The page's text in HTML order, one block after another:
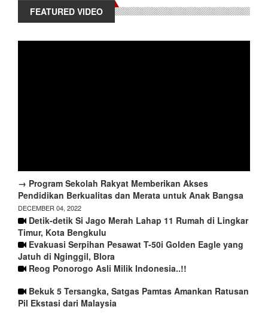
FEATURED VIDEO
→ Program Sekolah Rakyat Memberikan Akses
Pendidikan Berkualitas dan Merata untuk Anak Bangsa
DECEMBER 04, 2022
Detik-detik Si Jago Merah Lahap 11 Rumah di Lingkar
Timur, Kota Bengkulu
Evakuasi Serpihan Pesawat T-50i Golden Eagle yang
Jatuh di Nginggil, Blora
Reog Ponorogo Asli Milik Indonesia..!!
Bekuk 5 Tersangka, Satgas Pamtas Amankan Ratusan
Pil Ekstasi dari Malaysia